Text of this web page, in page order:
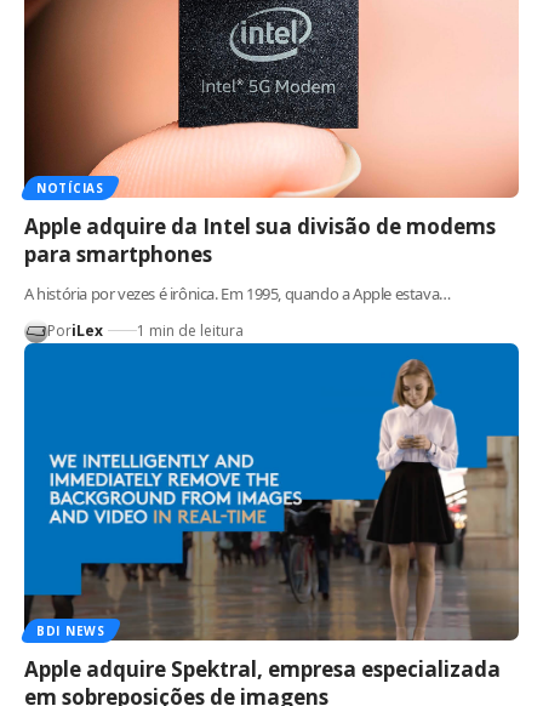
NOTÍCIAS
Apple adquire da Intel sua divisão de modems
para smartphones
A história por vezes é irônica. Em 1995, quando a Apple estava…
PoriLex 1 min de leitura
BDI NEWS
Apple adquire Spektral, empresa especializada
em sobreposições de imagens